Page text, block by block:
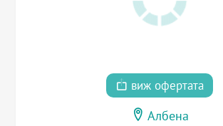
виж офертата
Албена